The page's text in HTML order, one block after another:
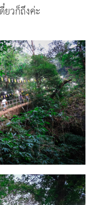
ยวก็ถึงค่ะ